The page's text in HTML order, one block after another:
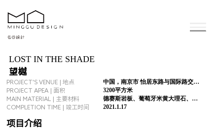
LOST IN THE SHADE
望樾
PROJECT'S VENUE | 地点
PROJECT APEA | 面积
MAIN MATERIAL | 主要材料
COMPLETION TIME | 竣工时间
中国，南京市 怡居东路与国际路交汇处
3200平方米
德赛斯岩板、葡萄牙米⻩大理石、木饰面、夹丝玻璃
2021.1.17
项目介绍